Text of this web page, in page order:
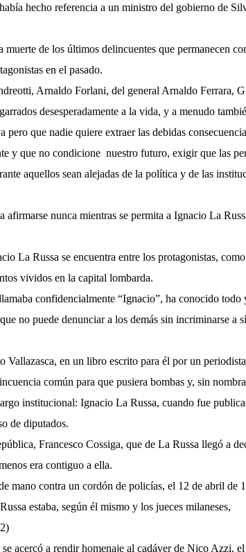
hecho referencia a un ministro del gobierno de
muerte de los últimos delincuentes que permanecen
en el pasado.
Arnaldo Forlani, del general Arnaldo Ferrara,
desesperadamente a la vida, y a menudo
que nadie quiere extraer las debidas
y que no condicione nuestro futuro, exigir que las
aquellos sean alejadas de la política y de las
nunca mientras se permita a Ignacio La
La Russa se encuentra entre los protagonistas, como
vividos en la capital lombarda.
confidencialmente “Ignacio”, ha conocido todo
no puede denunciar a los demás sin incriminarse a sí
en un libro escrito para él por un
común para que pusiera bombas y, sin
institucional: Ignacio La Russa, cuando fue
de diputados.
Francesco Cossiga, que de La Russa llegó a
era contiguo a ella.
mano contra un cordón de policías, el 12 de abril de
estaba, según él mismo y los jueces milaneses,
acercó a rendir homenaje al cadáver de Nico Azzi, el